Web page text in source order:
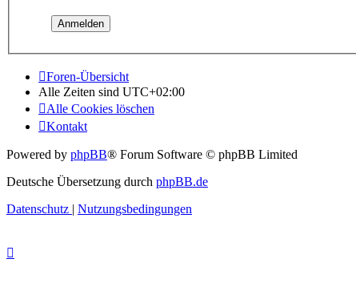
Foren-Übersicht
Alle Zeiten sind UTC+02:00
Alle Cookies löschen
Kontakt
Powered by phpBB® Forum Software © phpBB Limited
Deutsche Übersetzung durch phpBB.de
Datenschutz | Nutzungsbedingungen